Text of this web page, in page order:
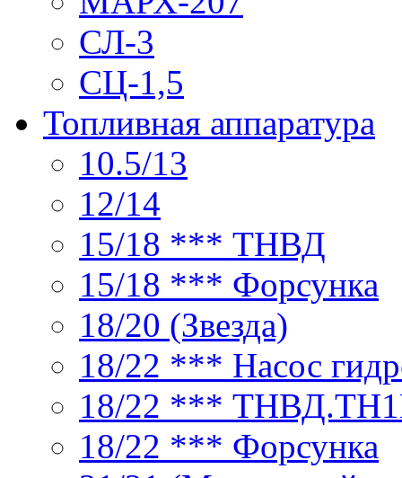
СЛ-3
СЦ-1,5
Топливная аппаратура
10.5/13
12/14
15/18 *** ТНВД
15/18 *** Форсунка
18/20 (Звезда)
18/22 *** Насос
18/22 ***
18/22 *** Форсунка